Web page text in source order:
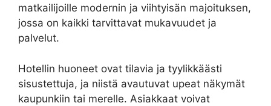
matkailijoille modernin ja viihtyisän majoituksen,
jossa on kaikki tarvittavat mukavuudet ja
palvelut.
Hotellin huoneet ovat tilavia ja tyylikkäästi
sisustettuja, ja niistä avautuvat upeat näkymät
kaupunkiin tai merelle. Asiakkaat voivat